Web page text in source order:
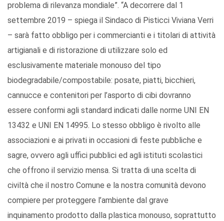
problema di rilevanza mondiale”. “A decorrere dal 1
settembre 2019 – spiega il Sindaco di Pisticci Viviana Verri
– sarà fatto obbligo per i commercianti e i titolari di attività
artigianali e di ristorazione di utilizzare solo ed
esclusivamente materiale monouso del tipo
biodegradabile/compostabile: posate, piatti, bicchieri,
cannucce e contenitori per l’asporto di cibi dovranno
essere conformi agli standard indicati dalle norme UNI EN
13432 e UNI EN 14995. Lo stesso obbligo è rivolto alle
associazioni e ai privati in occasioni di feste pubbliche e
sagre, ovvero agli uffici pubblici ed agli istituti scolastici
che offrono il servizio mensa. Si tratta di una scelta di
civiltà che il nostro Comune e la nostra comunità devono
compiere per proteggere l’ambiente dal grave
inquinamento prodotto dalla plastica monouso, soprattutto